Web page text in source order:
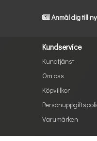
Anmäl dig till
Kundservice
Kundtjänst
Om oss
Köpvillkor
Varumärken